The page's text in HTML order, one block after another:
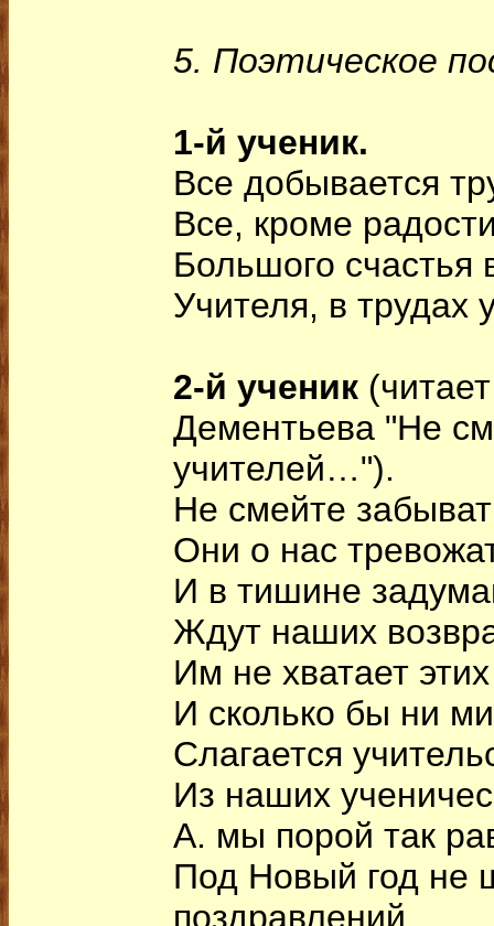
5. Поэтическое
1-й ученик.
Все добывается
Все, кроме
Большого счастья
Учителя, в трудах
2-й ученик
Дементьева "Не
учителей…").
Не смейте
Они о нас
И в тишине
Ждут наших
Им не хватает
И сколько бы ни
Слагается
Из наших
А. мы порой так
Под Новый год не
поздравлений